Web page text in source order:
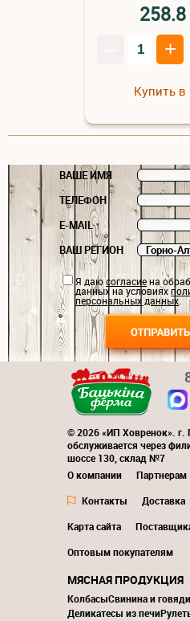
258.8
+
Купить в
ВАШЕ ИМЯ
ТЕЛЕФОН
E-MAIL
ВАШ РЕГИОН
Я даюсогласиена
данных на условиях
персональных данных.
© 2026 «ИП Ховренок». г.
обслуживается через
шоссе 130, склад №7
О компании
Партнерам
Контакты
Доставка
Карта сайта
Оптовым покупателям
МЯСНАЯ ПРОДУКЦИЯ
КолбасыСвинина и
Деликатесы из печи